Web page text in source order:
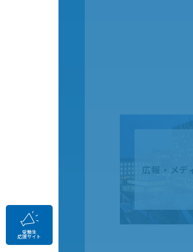
受験生
応援サイト
広報・メデ